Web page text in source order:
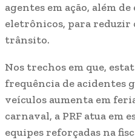
agentes em ação, além
eletrônicos, para reduzir
trânsito.
Nos trechos em que,
frequência de acidentes
veículos aumenta em
carnaval, a PRF atua em
equipes reforçadas na